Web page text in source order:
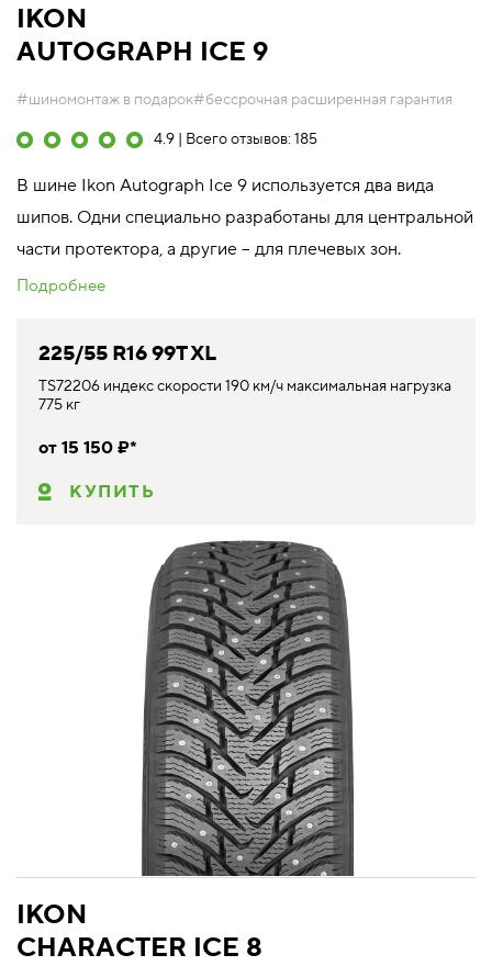
IKON
AUTOGRAPH ICE 9
#шиномонтаж в подарок#бессрочная расширенная гарантия
4.9 | Всего отзывов: 185
В шине Ikon Autograph Ice 9 используется два вида
шипов. Одни специально разработаны для центральной
части протектора, а другие – для плечевых зон.
Подробнее
225/55 R16 99T XL
TS72206 индекс скорости 190 км/ч максимальная нагрузка
775 кг
от 15 150 ₽*
КУПИТЬ
IKON
CHARACTER ICE 8